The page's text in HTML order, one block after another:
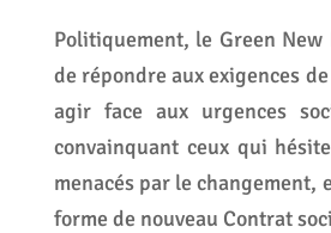
Politiquement, le Green
de répondre aux exigences
agir face aux urgences
convainquant ceux qui
menacés par le changement,
forme de nouveau Contrat